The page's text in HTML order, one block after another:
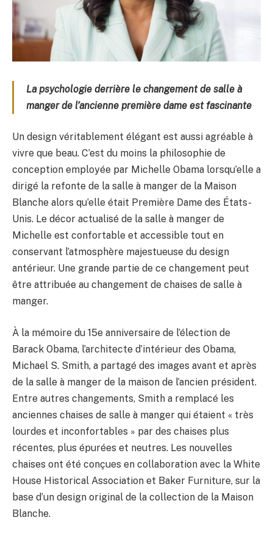
La psychologie derrière le changement de salle à
manger de l’ancienne première dame est fascinante
Un design véritablement élégant est aussi agréable à
vivre que beau. C’est du moins la philosophie de
conception employée par Michelle Obama lorsqu’elle a
dirigé la refonte de la salle à manger de la Maison
Blanche alors qu’elle était Première Dame des États-
Unis. Le décor actualisé de la salle à manger de
Michelle est confortable et accessible tout en
conservant l’atmosphère majestueuse du design
antérieur. Une grande partie de ce changement peut
être attribuée au changement de chaises de salle à
manger.
À la mémoire du 15e anniversaire de l’élection de
Barack Obama, l’architecte d’intérieur des Obama,
Michael S. Smith, a partagé des images avant et après
de la salle à manger de la maison de l’ancien président.
Entre autres changements, Smith a remplacé les
anciennes chaises de salle à manger qui étaient « très
lourdes et inconfortables » par des chaises plus
récentes, plus épurées et neutres. Les nouvelles
chaises ont été conçues en collaboration avec la White
House Historical Association et Baker Furniture, sur la
base d’un design original de la collection de la Maison
Blanche.